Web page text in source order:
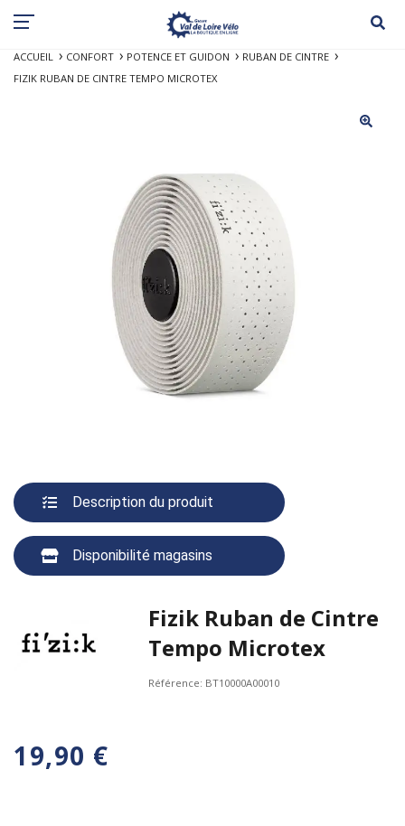
ACCUEIL CONFORT POTENCE ET GUIDON
RUBAN DE CINTRE
FIZIK RUBAN DE CINTRE TEMPO MICROTEX
Description du produit
Disponibilité magasins
Fizik Ruban de Cintre
Tempo Microtex
Référence: BT10000A00010
19,90 €